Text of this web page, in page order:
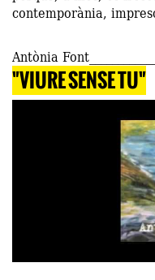
contemporània,
Antònia Font
"VIURE SENSE TU"